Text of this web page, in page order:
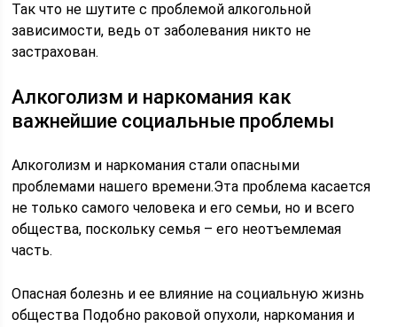
Так что не шутите с проблемой алкогольной
зависимости, ведь от заболевания никто не
застрахован.
Алкоголизм и наркомания как
важнейшие социальные проблемы
Алкоголизм и наркомания стали опасными
проблемами нашего времени.Эта проблема касается
не только самого человека и его семьи, но и всего
общества, поскольку семья – его неотъемлемая
часть.
Опасная болезнь и ее влияние на социальную жизнь
общества Подобно раковой опухоли, наркомания и